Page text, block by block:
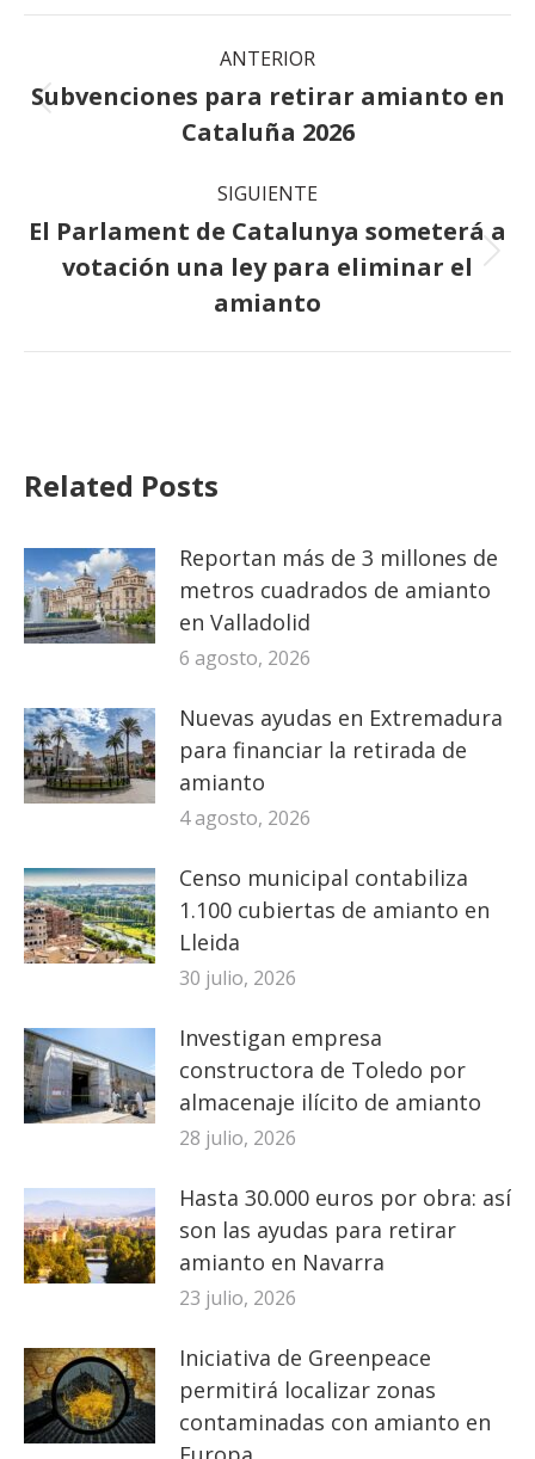
Navegación
entre
publicaciones
ANTERIOR
Publicación
anterior:
Subvenciones para retirar amianto en
Cataluña 2026
SIGUIENTE
Publicación
siguiente:
El Parlament de Catalunya someterá a
votación una ley para eliminar el
amianto
Related Posts
Reportan más de 3 millones de
metros cuadrados de amianto
en Valladolid
6 agosto, 2026
Nuevas ayudas en Extremadura
para financiar la retirada de
amianto
4 agosto, 2026
Censo municipal contabiliza
1.100 cubiertas de amianto en
Lleida
30 julio, 2026
Investigan empresa
constructora de Toledo por
almacenaje ilícito de amianto
28 julio, 2026
Hasta 30.000 euros por obra: así
son las ayudas para retirar
amianto en Navarra
23 julio, 2026
Iniciativa de Greenpeace
permitirá localizar zonas
contaminadas con amianto en